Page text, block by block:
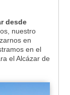
desde
nuestro
en
en el
el Alcázar de